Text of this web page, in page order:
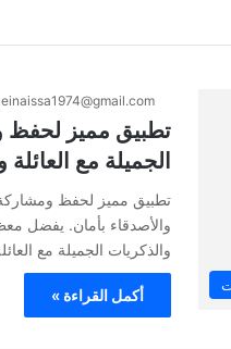
تطبيق مميز لحفظ
الجميلة مع
تطبيق مميز لحفظ ومشاركة
والأصدقاء بأمان. يفضل
والذكريات الجميلة مع
أكمل القراءة »